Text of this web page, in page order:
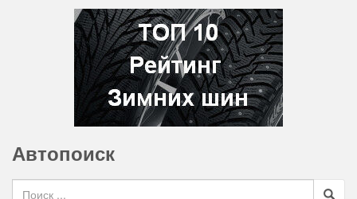
Автопоиск
Search for